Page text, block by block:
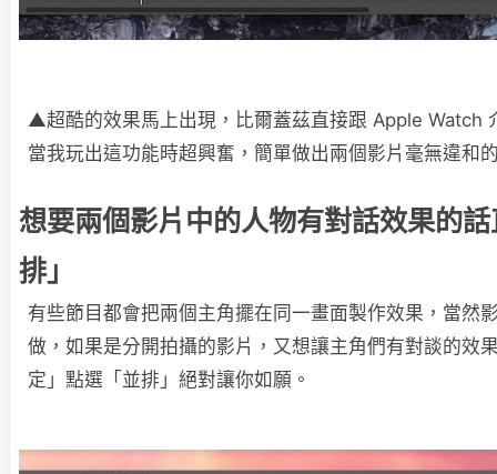
▲超酷的效果馬上出現，比爾蓋茲直接跟 Apple Watch
當我玩出這功能時超興奮，簡單做出兩個影片毫無違和
想要兩個影片中的人物有對話效果的
排」
有些節目都會把兩個主角擺在同一畫面製作效果，當然
做，如果是分開拍攝的影片，又想讓主角們有對談的效
定」點選「並排」絕對讓你如願。